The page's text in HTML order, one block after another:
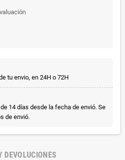
tu envio, en 24H o 72H
14 días desde la fecha de envió. Se
de envió.
DEVOLUCIONES